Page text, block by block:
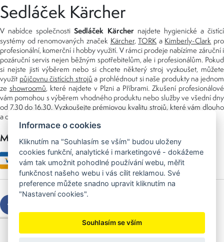
Sedláček Kärcher
V nabídce společnostiSedláček Kärchernajdete hygienické a čistící
systémy od renomovaných značek Kärcher,TORK a Kimberly-Clark pro
profesionální, komerční i hobby využití. V rámci prodeje nabízíme záruční i
pozáruční servis nejen běžným spotřebitelům, ale i profesionálům. Pokud
si nejste jisti výběrem nebo si chcete některý stroj vyzkoušet, můžete
využít půjčovnu čistících strojů a prohlédnout si naše produkty na jednom
ze showroomů, které najdete v Plzni a Příbrami. Zkušení profesionálové
vám pomohou s výběrem vhodného produktu nebo služby ve všední dny
od 7.30 do 16.30. Vyzkoušejte prémiovou kvalitu strojů, které vám dlouho
a dobře poslouží nejen doma, ale i v zaměstnání.
Možnosti platby
Copyright © 2026 Sedláček s.r.o.
Created byOLC Webdesign
Informace o cookies
Kliknutím na "Souhlasím se vším" budou uloženy
cookies funkční, analytické i marketingové - dokážeme
vám tak umožnit pohodlné používání webu, měřit
funkčnost našeho webu i vás cílit reklamou. Své
preference můžete snadno upravit kliknutím na
"Nastavení cookies".
Souhlasím se vším